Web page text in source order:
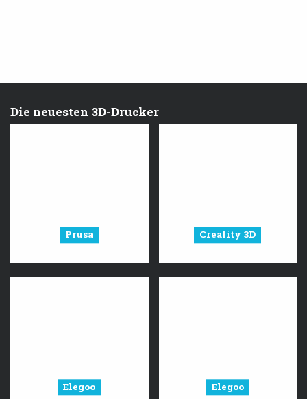
Die neuesten 3D-Drucker
Prusa Creality 3D
Elegoo Elegoo